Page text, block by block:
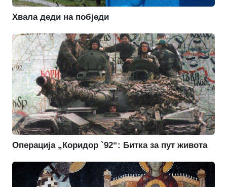
Хвала деди на побједи
Операција „Коридор `92“: Битка за пут живота